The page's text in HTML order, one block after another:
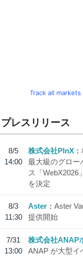
Track all
プレスリリース
8/5
14:00
株式会社PlnX
最大級のグロー
ス「WebX2026
を決定
8/3
11:30
Aster
Aster
提供開始
7/31
13:00
株式会社ANAP
ANAP が大型イ